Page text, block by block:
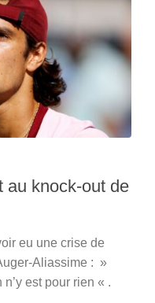
au knock-out de
eu une crise de
Aliassime : »
est pour rien « .